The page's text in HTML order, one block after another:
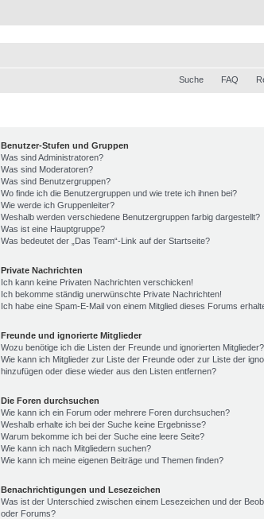
Suche FAQ
Benutzer-Stufen und Gruppen
Was sind Administratoren?
Was sind Moderatoren?
Was sind Benutzergruppen?
Wo finde ich die Benutzergruppen und wie trete ich ihnen bei?
Wie werde ich Gruppenleiter?
Weshalb werden verschiedene Benutzergruppen farbig dargestellt?
Was ist eine Hauptgruppe?
Was bedeutet der „Das Team“-Link auf der Startseite?
Private Nachrichten
Ich kann keine Privaten Nachrichten verschicken!
Ich bekomme ständig unerwünschte Private Nachrichten!
Ich habe eine Spam-E-Mail von einem Mitglied dieses Forums
Freunde und ignorierte Mitglieder
Wozu benötige ich die Listen der Freunde und ignorierten Mitglieder?
Wie kann ich Mitglieder zur Liste der Freunde oder zur Liste der
hinzufügen oder diese wieder aus den Listen entfernen?
Die Foren durchsuchen
Wie kann ich ein Forum oder mehrere Foren durchsuchen?
Weshalb erhalte ich bei der Suche keine Ergebnisse?
Warum bekomme ich bei der Suche eine leere Seite?
Wie kann ich nach Mitgliedern suchen?
Wie kann ich meine eigenen Beiträge und Themen finden?
Benachrichtigungen und Lesezeichen
Was ist der Unterschied zwischen einem Lesezeichen und der
oder Forums?